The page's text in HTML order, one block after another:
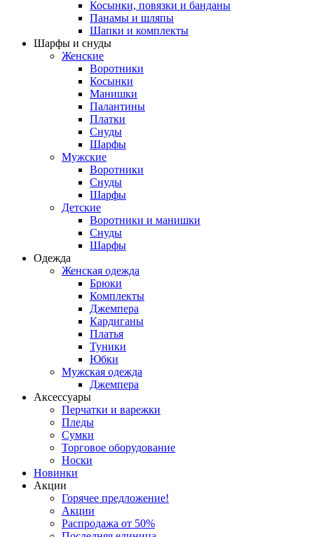
Косынки, повязки и банданы
Панамы и шляпы
Шапки и комплекты
Шарфы и снуды
Женские
Воротники
Косынки
Манишки
Палантины
Платки
Снуды
Шарфы
Мужские
Воротники
Снуды
Шарфы
Детские
Воротники и манишки
Снуды
Шарфы
Одежда
Женская одежда
Брюки
Комплекты
Джемпера
Кардиганы
Платья
Туники
Юбки
Мужская одежда
Джемпера
Аксессуары
Перчатки и варежки
Пледы
Сумки
Торговое оборудование
Носки
Новинки
Акции
Горячее предложение!
Акции
Распродажа от 50%